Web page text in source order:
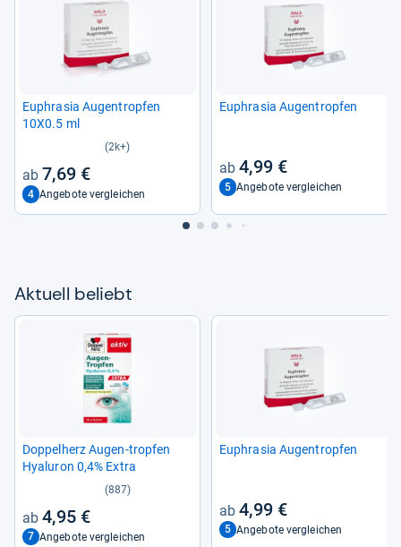
Euphra­sia Augen­trop­fen
10X0.5 ml
(2k+)
7,69 €
4 Angebote vergleichen
Euphra­sia Augen­trop­fen
4,99 €
5 Angebote vergleichen
Aktu­ell beliebt
Dop­pel­herz Augen-​trop­fen
Hyalu­ron 0,4% Extra
(887)
4,95 €
7 Angebote vergleichen
Euphra­sia Augen­trop­fen
4,99 €
5 Angebote vergleichen